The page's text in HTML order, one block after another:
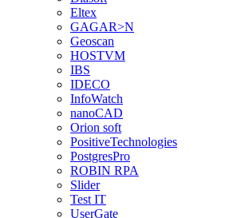
Eltex
GAGAR>N
Geoscan
HOSTVM
IBS
IDECO
InfoWatch
nanoCAD
Orion soft
PositiveTechnologies
PostgresPro
ROBIN RPA
Slider
Test IT
UserGate